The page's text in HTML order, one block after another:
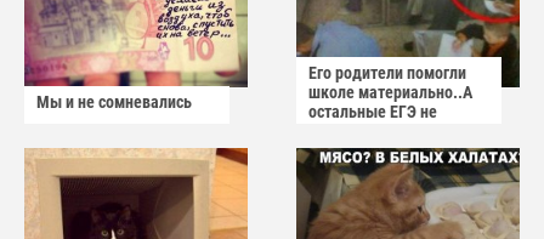
Мы и не сомневались
Его родители помогли
школе материально..А
остальные ЕГЭ не